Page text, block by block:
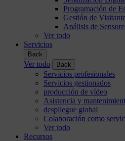
Programación de
Gestión de
Análisis de
Ver todo
Servicios
Back
Ver todo Back
Servicios profesionales
Servicios gestionados
producción de vídeo
Asistencia y
despliegue global
Colaboración como
Ver todo
Recursos